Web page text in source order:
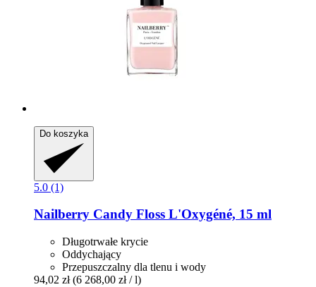
Do koszyka
5.0 (1)
Nailberry Candy Floss L'Oxygéné, 15 ml
Długotrwałe krycie
Oddychający
Przepuszczalny dla tlenu i wody
94,02 zł (6 268,00 zł / l)